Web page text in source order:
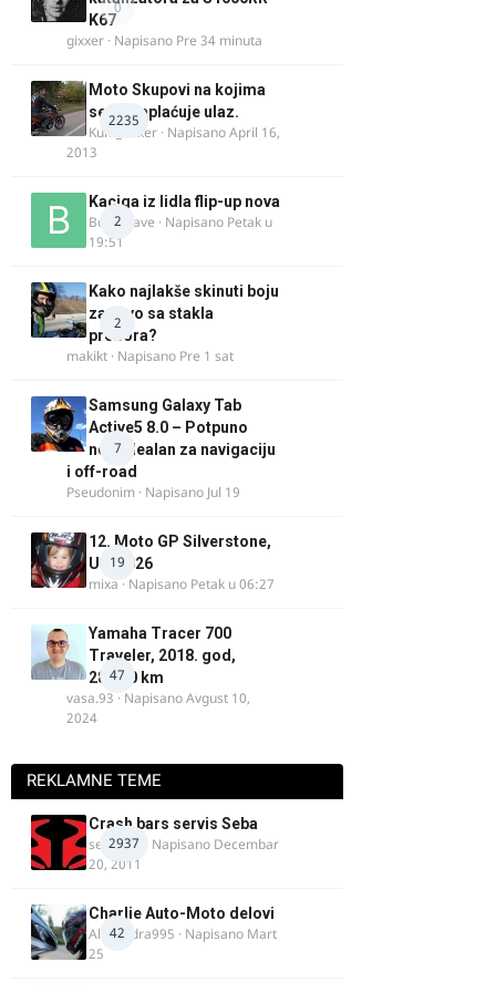
0
K67
gixxer · Napisano Pre 34 minuta
2235
Moto Skupovi na kojima
se ne naplaćuje ulaz.
Kum_Mixer · NapisanoApril 16,
2013
2
Kaciga iz lidla flip-up nova
Bor-i-slave · Napisano Petak u
19:51
2
Kako najlakše skinuti boju
za drvo sa stakla
prozora?
makikt · Napisano Pre 1 sat
7
Samsung Galaxy Tab
Active5 8.0 – Potpuno
nov, idealan za navigaciju
i off-road
Pseudonim · Napisano Jul 19
19
12. Moto GP Silverstone,
UK, 2026
mixa · Napisano Petak u 06:27
47
Yamaha Tracer 700
Traveler, 2018. god,
28.100 km
vasa.93 · NapisanoAvgust 10,
2024
REKLAMNE TEME
2937
Crash bars servis Seba
seba011 · Napisano Decembar
20, 2011
42
Charlie Auto-Moto delovi
Alexandra995 · Napisano Mart
25